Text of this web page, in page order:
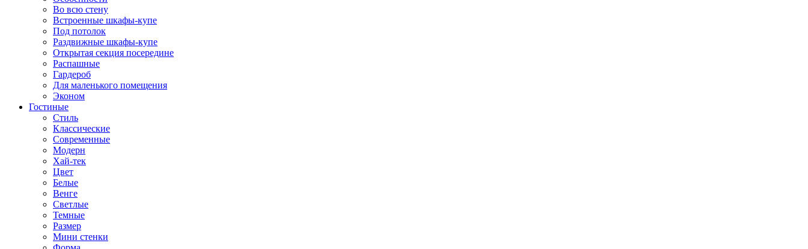
Во всю стену
Встроенные шкафы-купе
Под потолок
Раздвижные шкафы-купе
Открытая секция посередине
Распашные
Гардероб
Для маленького помещения
Эконом
Гостиные
Стиль
Классические
Современные
Модерн
Хай-тек
Цвет
Белые
Венге
Светлые
Темные
Размер
Мини стенки